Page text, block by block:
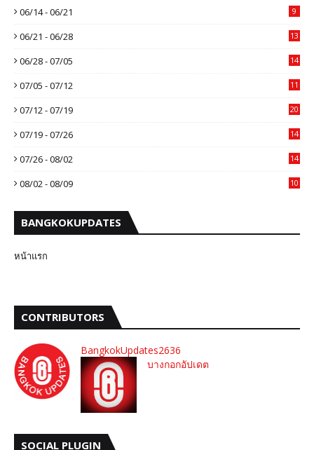
06/14 - 06/21 9
06/21 - 06/28 13
06/28 - 07/05 14
07/05 - 07/12 11
07/12 - 07/19 20
07/19 - 07/26 14
07/26 - 08/02 14
08/02 - 08/09 10
BANGKOKUPDATES
หน้าแรก
CONTRIBUTORS
BangkokUpdates2636
บางกอกอัปเดต
SOCIAL PLUGIN